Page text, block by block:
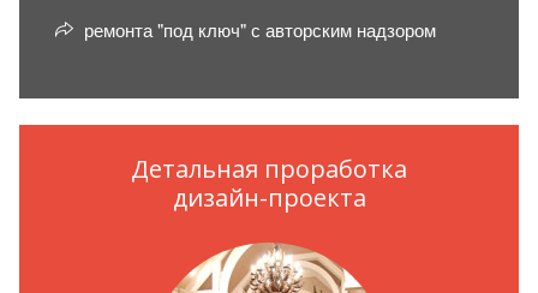
ремонта "под ключ" с авторским надзором
Детальная проработка
дизайн-проекта